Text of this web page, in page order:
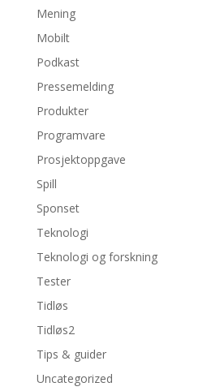
Mening
Mobilt
Podkast
Pressemelding
Produkter
Programvare
Prosjektoppgave
Spill
Sponset
Teknologi
Teknologi og forskning
Tester
Tidløs
Tidløs2
Tips & guider
Uncategorized